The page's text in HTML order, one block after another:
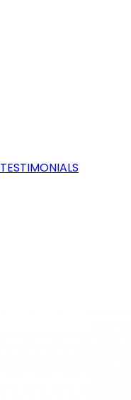
TESTIMONIALS